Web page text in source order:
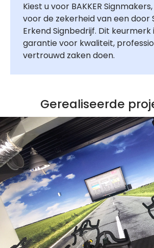
Kiest u voor BAKKER
voor de zekerheid van een door
Erkend Signbedrijf. Dit keurmerk
garantie voor kwaliteit,
vertrouwd zaken doen.
Gerealiseerde